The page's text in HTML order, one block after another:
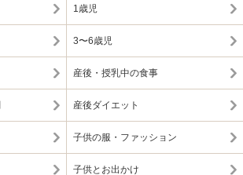
1歳児
3〜6歳児
産後・授乳中の食事
産後ダイエット
子供の服・ファッション
子供とお出かけ